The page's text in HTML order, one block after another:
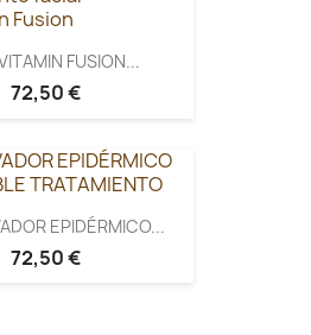
FUSION...
72,50 €
EPIDÉRMICO...
72,50 €